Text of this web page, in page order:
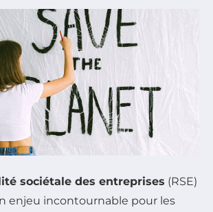
sociétale des entreprises (RSE)
enjeu incontournable pour les